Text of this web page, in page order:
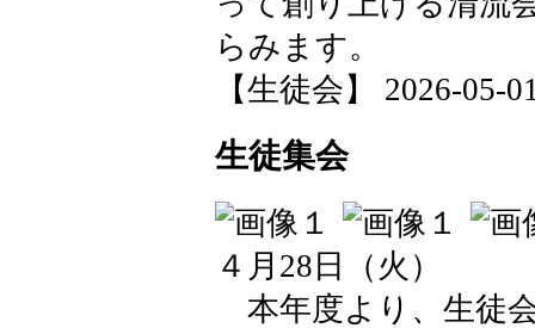
らみます。
【生徒会】 2026-05-
生徒集会
４月28日（火）
本年度より、生徒